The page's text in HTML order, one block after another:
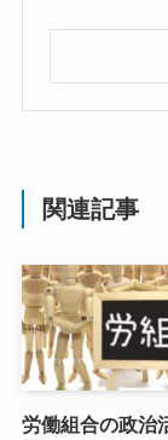
関連記事
労働組合の政治